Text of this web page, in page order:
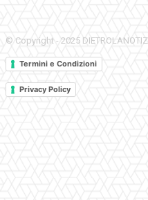
© Copyright - 2025
Termini e Condizioni
Privacy Policy